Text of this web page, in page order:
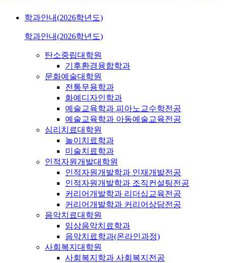
학과안내(2026학년도)
학과안내(2026학년도)
탄소중립대학원
기후환경융합학과
문화예술대학원
전통무용학과
화예디자인학과
예술교육학과 피아노교수학전공
예술교육학과 아동예술교육전공
심리치료대학원
놀이치료학과
미술치료학과
인적자원개발대학원
인적자원개발학과 인재개발전공
인적자원개발학과 조직컨설팅전공
커리어개발학과 리더십교육전공
커리어개발학과 커리어상담전공
음악치료대학원
임상음악치료학과
음악치료학과(온라인과정)
사회복지대학원
사회복지학과 사회복지전공